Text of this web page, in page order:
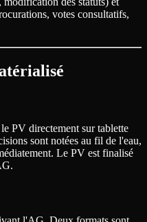
votes consultatifs,
PV directement sur tablette
sont notées au fil de l'eau,
Le PV est finalisé